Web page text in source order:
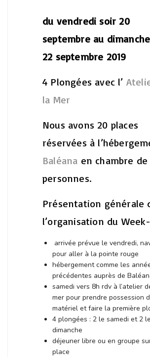
du vendredi soir 20
septembre au
22 septembre 2019
4 Plongées avec l’
la Mer
Nous avons 20 places
réservées à
Baléana en chambre de
personnes.
Présentation générale
l’organisation du
arrivée prévue le vendredi,
pour aller à la pointe rouge
hébergement comme les
précédentes auprès de
samedi vers 8h rdv à l’atelier
mer pour prendre possession
matériel et faire la première
4 plongées : 2 le samedi et 2 le
dimanche
déjeuner libre ou en groupe
place